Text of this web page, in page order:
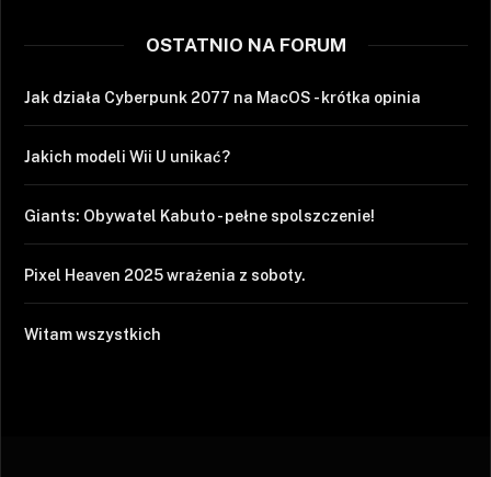
OSTATNIO NA FORUM
Jak działa Cyberpunk 2077 na MacOS - krótka opinia
Jakich modeli Wii U unikać?
Giants: Obywatel Kabuto - pełne spolszczenie!
Pixel Heaven 2025 wrażenia z soboty.
Witam wszystkich